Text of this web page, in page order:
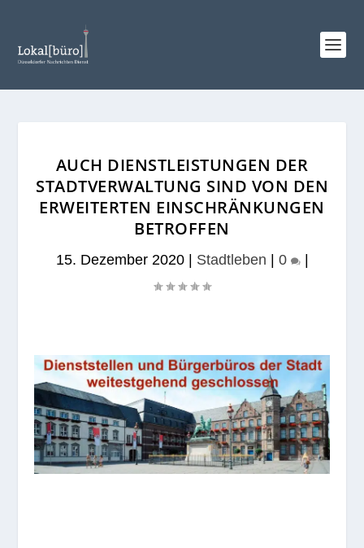
AUCH DIENSTLEISTUNGEN DER
STADTVERWALTUNG SIND VON DEN
ERWEITERTEN EINSCHRÄNKUNGEN
BETROFFEN
15. Dezember 2020| Stadtleben 0 |